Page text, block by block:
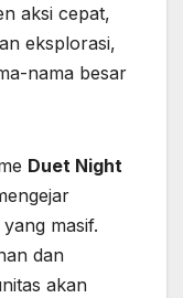
aksi cepat,
eksplorasi,
nama besar
Duet Night
masif.
dan
akan